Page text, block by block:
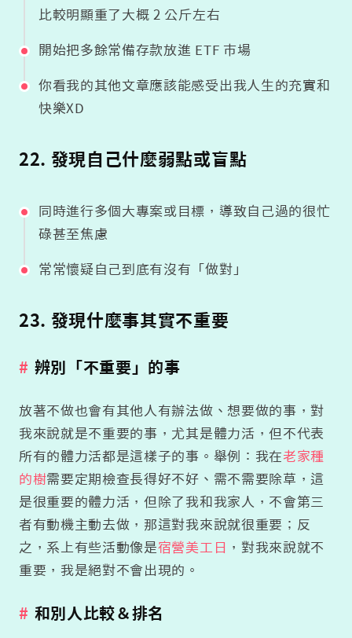
比較明顯重了大概 2 公斤左右
開始把多餘常備存款放進 ETF 市場
你看我的其他文章應該能感受出我人生的充實和
快樂XD
22. 發現自己什麼弱點或盲點
同時進行多個大專案或目標，導致自己過的很忙
碌甚至焦慮
常常懷疑自己到底有沒有「做對」
23. 發現什麼事其實不重要
辨別「不重要」的事
放著不做也會有其他人有辦法做、想要做的事，對
我來說就是不重要的事，尤其是體力活，但不代表
所有的體力活都是這樣子的事。舉例：我在老家種
的樹需要定期檢查長得好不好、需不需要除草，這
是很重要的體力活，但除了我和我家人，不會第三
者有動機主動去做，那這對我來說就很重要；反
之，系上有些活動像是宿營美工日
，對我來說就不
重要，我是絕對不會出現的。
和別人比較＆排名